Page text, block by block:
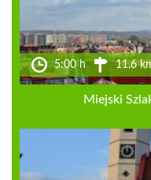
5:00 h 11.6
Miejski